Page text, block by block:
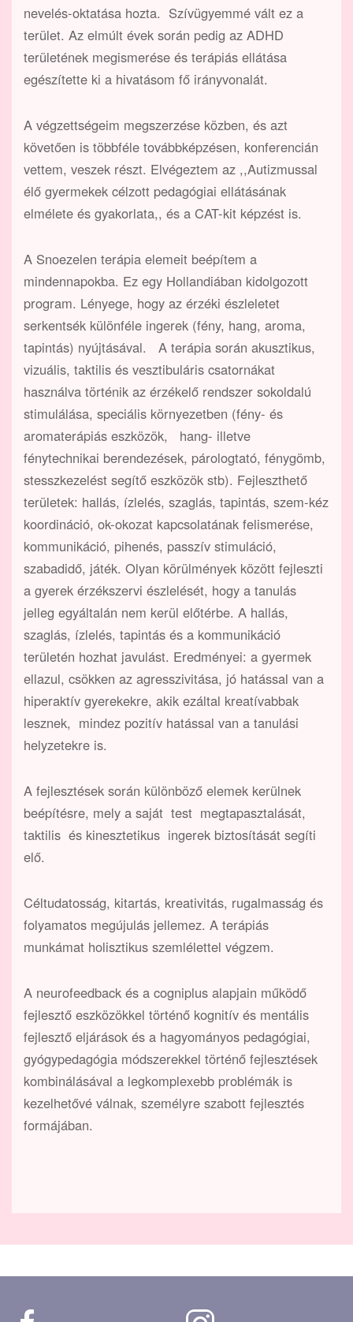
nevelés-oktatása hozta. Szívügyemmé vált ez a
terület. Az elmúlt évek során pedig az ADHD
területének megismerése és terápiás ellátása
egészítette ki a hivatásom fő irányvonalát.
A végzettségeim megszerzése közben, és azt
követően is többféle továbbképzésen, konferencián
vettem, veszek részt. Elvégeztem az ,,Autizmussal
élő gyermekek célzott pedagógiai ellátásának
elmélete és gyakorlata,, és a CAT-kit képzést is.
A Snoezelen terápia elemeit beépítem a
mindennapokba. Ez egy Hollandiában kidolgozott
program. Lényege, hogy az érzéki észleletet
serkentsék különféle ingerek (fény, hang, aroma,
tapintás) nyújtásával. A terápia során akusztikus,
vizuális, taktilis és vesztibuláris csatornákat
használva történik az érzékelő rendszer sokoldalú
stimulálása, speciális környezetben (fény- és
aromaterápiás eszközök, hang- illetve
fénytechnikai berendezések, párologtató, fénygömb,
stesszkezelést segítő eszközök stb). Fejleszthető
területek: hallás, ízlelés, szaglás, tapintás, szem-kéz
koordináció, ok-okozat kapcsolatának felismerése,
kommunikáció, pihenés, passzív stimuláció,
szabadidő, játék. Olyan körülmények között fejleszti
a gyerek érzékszervi észlelését, hogy a tanulás
jelleg egyáltalán nem kerül előtérbe. A hallás,
szaglás, ízlelés, tapintás és a kommunikáció
területén hozhat javulást. Eredményei: a gyermek
ellazul, csökken az agresszivitása, jó hatással van a
hiperaktív gyerekekre, akik ezáltal kreatívabbak
lesznek, mindez pozitív hatással van a tanulási
helyzetekre is.
A fejlesztések során különböző elemek kerülnek
beépítésre, mely a saját test megtapasztalását,
taktilis és kinesztetikus ingerek biztosítását segíti
elő.
Céltudatosság, kitartás, kreativitás, rugalmasság és
folyamatos megújulás jellemez. A terápiás
munkámat holisztikus szemlélettel végzem.
A neurofeedback és a cogniplus alapjain működő
fejlesztő eszközökkel történő kognitív és mentális
fejlesztő eljárások és a hagyományos pedagógiai,
gyógypedagógia módszerekkel történő fejlesztések
kombinálásával a legkomplexebb problémák is
kezelhetővé válnak, személyre szabott fejlesztés
formájában.